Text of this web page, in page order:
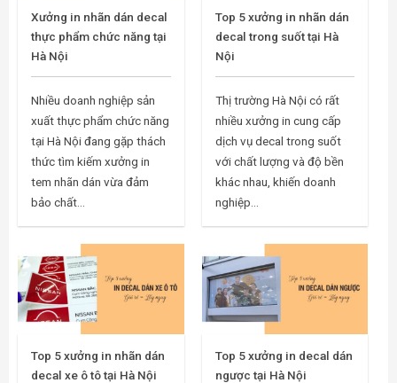
Xưởng in nhãn dán decal
thực phẩm chức năng tại
Hà Nội
Nhiều doanh nghiệp sản
xuất thực phẩm chức năng
tại Hà Nội đang gặp thách
thức tìm kiếm xưởng in
tem nhãn dán vừa đảm
bảo chất...
Top 5 xưởng in nhãn dán
decal trong suốt tại Hà
Nội
Thị trường Hà Nội có rất
nhiều xưởng in cung cấp
dịch vụ decal trong suốt
với chất lượng và độ bền
khác nhau, khiến doanh
nghiệp...
Top 5 xưởng in nhãn dán
decal xe ô tô tại Hà Nội
Top 5 xưởng in decal dán
ngược tại Hà Nội